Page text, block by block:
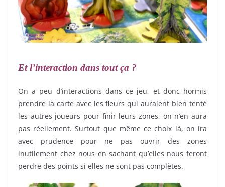
Et l’interaction dans tout ça ?
On a peu d’interactions dans ce jeu, et donc hormis
prendre la carte avec les fleurs qui auraient bien tenté
les autres joueurs pour finir leurs zones, on n’en aura
pas réellement. Surtout que même ce choix là, on ira
avec prudence pour ne pas ouvrir des zones
inutilement chez nous en sachant qu’elles nous feront
perdre des points si elles ne sont pas complètes.